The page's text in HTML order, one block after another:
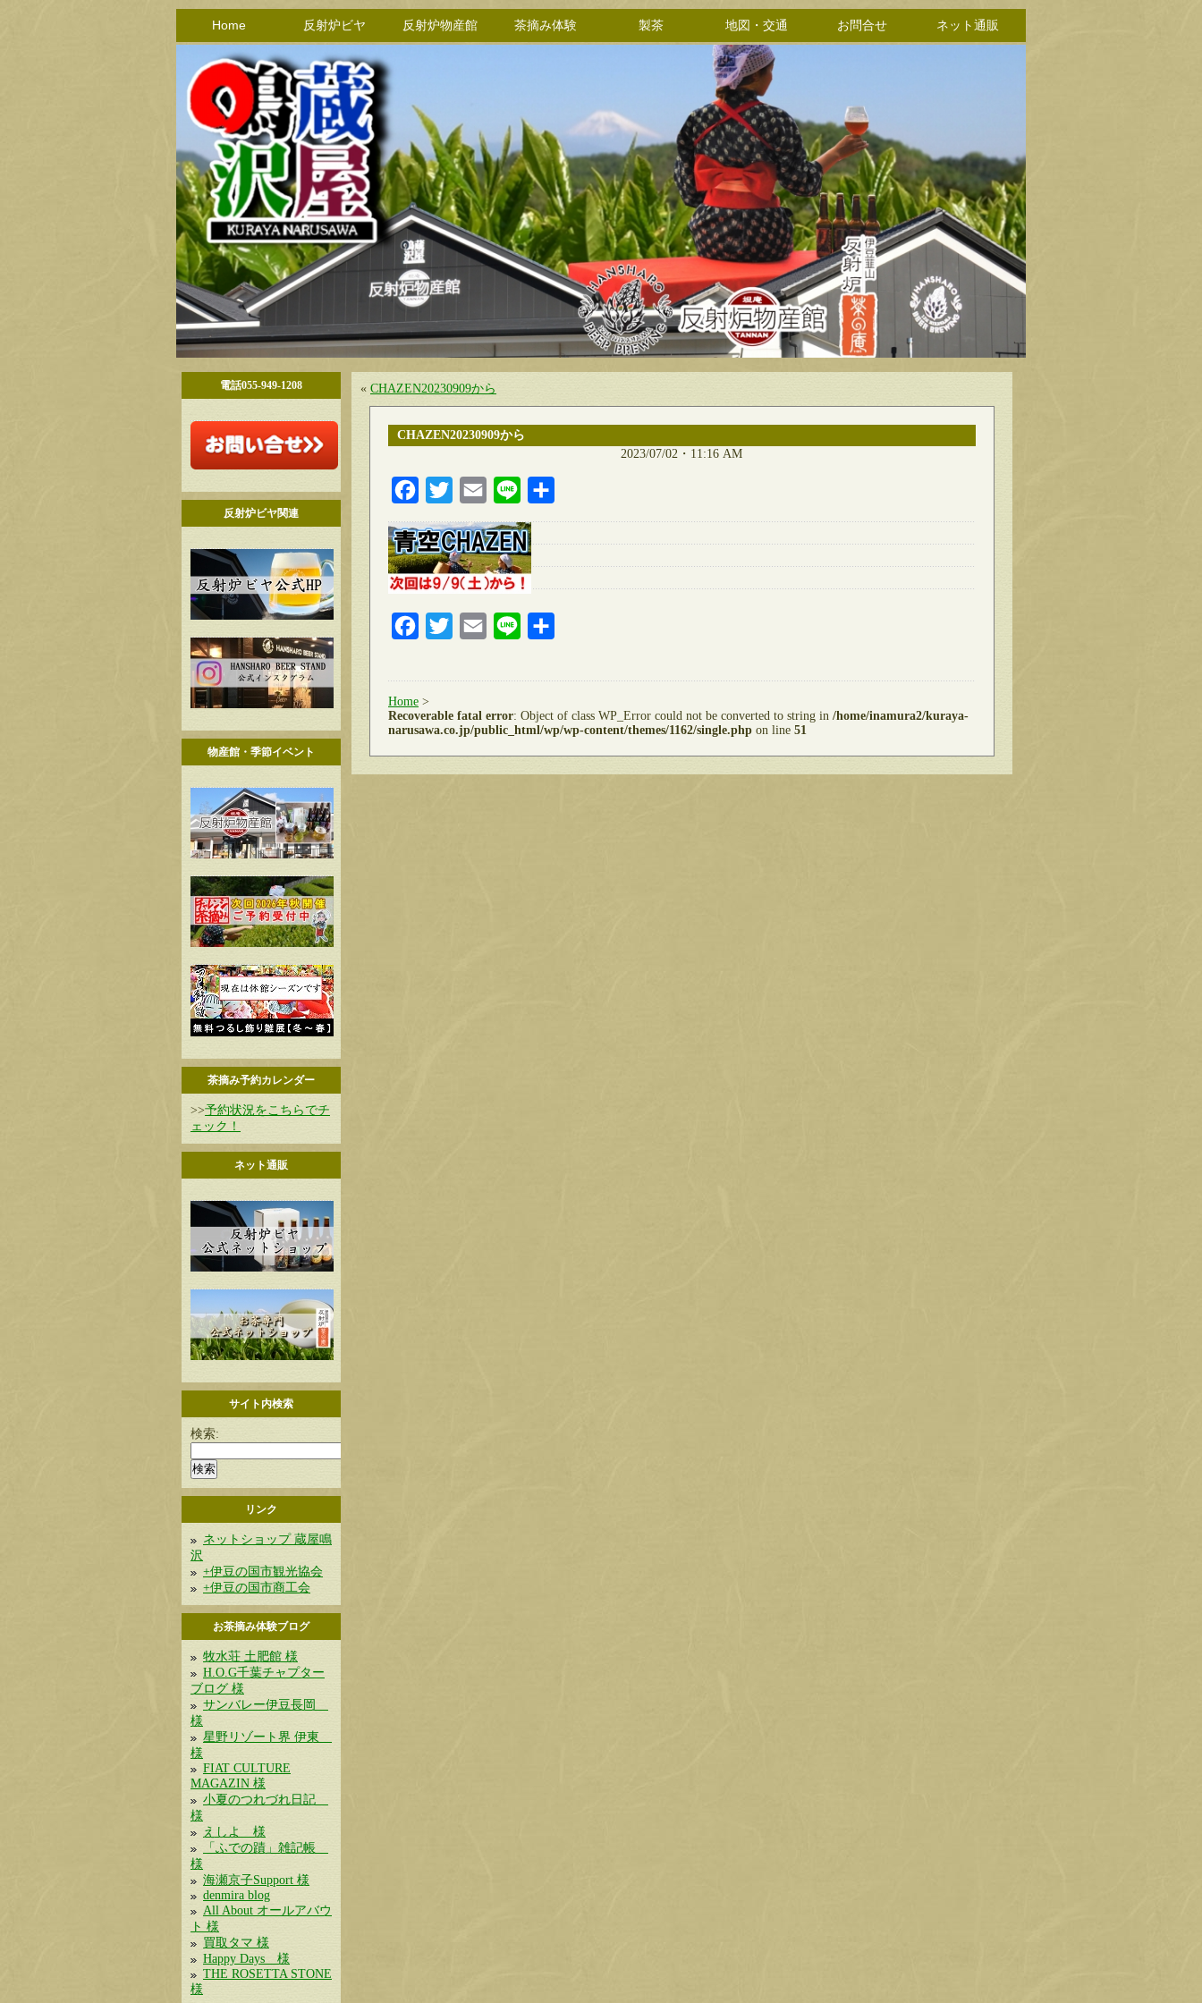
Home 反射炉ビヤ 反射炉物産館 茶摘み体験 製茶 地図・交通 お問合せ ネット通販
電話055-949-1208
反射炉ビヤ関連
物産館・季節イベント
茶摘み予約カレンダー
>>予約状況をこちらでチ
ェック！
ネット通販
サイト内検索
検索:
リンク
ネットショップ 蔵屋鳴
沢
+伊豆の国市観光協会
+伊豆の国市商工会
お茶摘み体験ブログ
牧水荘 土肥館 様
H.O.G千葉チャプター
ブログ 様
サンバレー伊豆長岡
様
星野リゾート界 伊東
様
FIAT CULTURE
MAGAZIN 様
小夏のつれづれ日記
様
えしよ 様
「ふでの蹟」雑記帳
様
海瀬京子Support 様
denmira blog
All About オールアバウ
ト 様
買取タマ 様
Happy Days 様
THE ROSETTA STONE
様
« CHAZEN20230909から
CHAZEN20230909から
2023/07/02・11:16 AM
FacebookTwitter Email Line
FacebookTwitter Email Line
Home >
Recoverable fatal error: Object of class WP_Error could not be converted to string in /home/inamura2/kuraya-
narusawa.co.jp/public_html/wp/wp-content/themes/1162/single.php on line 51